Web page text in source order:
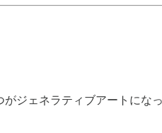
ジェネラティブアートにな